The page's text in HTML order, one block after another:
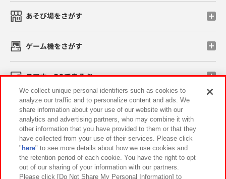
あそび場をさがす
ゲーム機をさがす
スマホ・PCであそぶ
イベント・キャンペーン
関連会社 サステナビリティ サイトポリシー
プライバシーポリシー ウェブアクセシビリティ方針と検証結果
We collect unique personal identifiers such as cookies to
analyze our traffic and to personalize content and ads. We
share information about your use of our website with our
analytics and advertising partners, who may combine it with
other information that you have provided to them or that they
have collected from your use of their services. Please click
" here" to see more details about how we use cookies and
the retention period of each cookie. You have the right to opt
out of our sharing of your information with our partners.
Please click [Do Not Share My Personal Information] to